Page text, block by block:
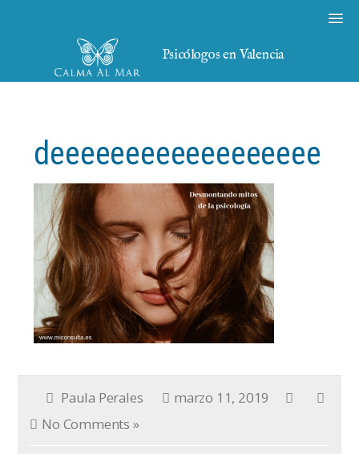
Psicólogos en Valencia
deeeeeeeeeeeeeeeeee
Paula Perales
marzo 11, 2019
No Comments »